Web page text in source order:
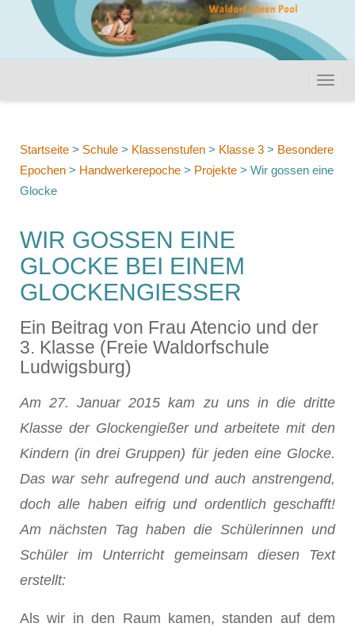
Startseite > Schule > Klassenstufen > Klasse 3 > Besondere
Epochen > Handwerkerepoche > Projekte > Wir gossen eine
Glocke
WIR GOSSEN EINE
GLOCKE BEI EINEM
GLOCKENGIESSER
Ein Beitrag von Frau Atencio und der
3. Klasse (Freie Waldorfschule
Ludwigsburg)
Am 27. Januar 2015 kam zu uns in die dritte
Klasse der Glockengießer und arbeitete mit den
Kindern (in drei Gruppen) für jeden eine Glocke.
Das war sehr aufregend und auch anstrengend,
doch alle haben eifrig und ordentlich geschafft!
Am nächsten Tag haben die Schülerinnen und
Schüler im Unterricht gemeinsam diesen Text
erstellt:
Als wir in den Raum kamen, standen auf dem